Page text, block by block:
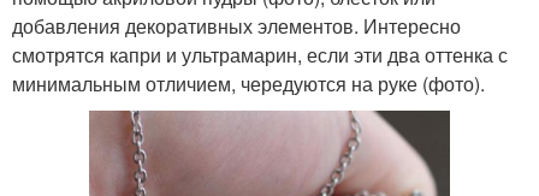
добавления декоративных элементов. Интересно
смотрятся капри и ультрамарин, если эти два оттенка с
минимальным отличием, чередуются на руке (фото).